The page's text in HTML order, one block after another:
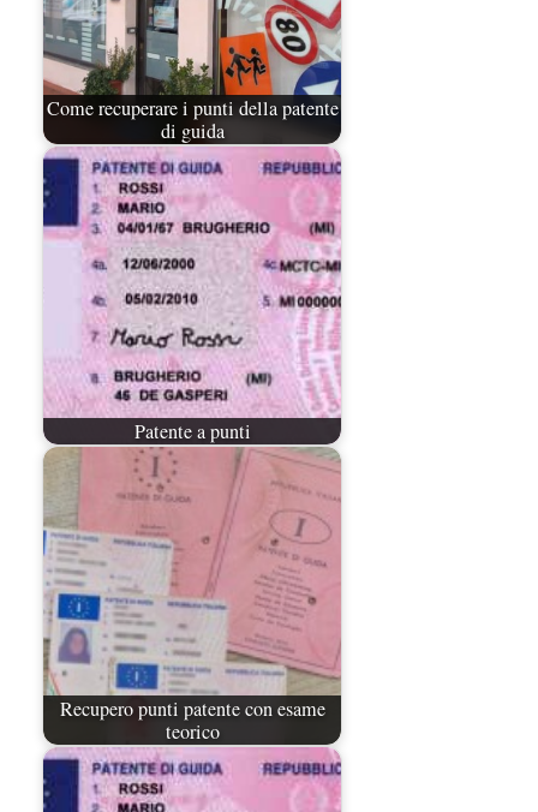
Come recuperare i punti della patente
di guida
Patente a punti
Recupero punti patente con esame
teorico